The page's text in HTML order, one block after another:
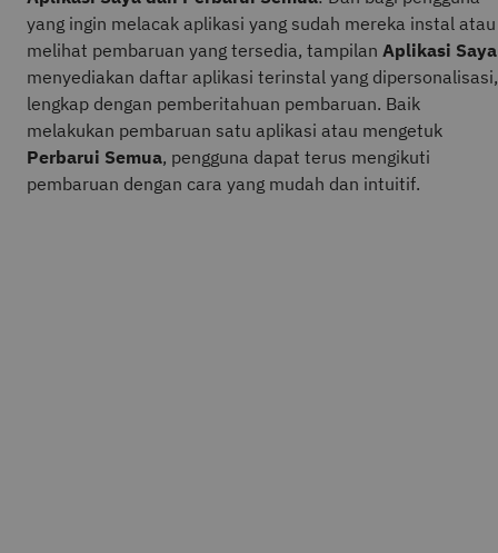
yang ingin melacak aplikasi yang sudah mereka instal atau
melihat pembaruan yang tersedia, tampilan Aplikasi Saya
menyediakan daftar aplikasi terinstal yang dipersonalisasi,
lengkap dengan pemberitahuan pembaruan. Baik
melakukan pembaruan satu aplikasi atau mengetuk
Perbarui Semua, pengguna dapat terus mengikuti
pembaruan dengan cara yang mudah dan intuitif.